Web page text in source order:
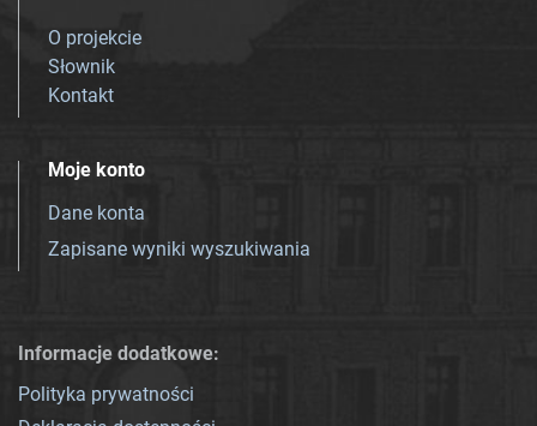
O projekcie
Słownik
Kontakt
Moje konto
Dane konta
Zapisane wyniki wyszukiwania
Informacje dodatkowe:
Polityka prywatności